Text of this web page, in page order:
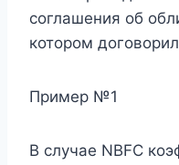
соглашения об
котором
Пример №1
В случае NBFC